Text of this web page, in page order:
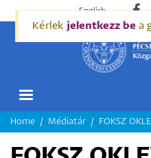
English
MORZSA
Home Médiatár FOKSZ
Kérlek jelentkezz be a